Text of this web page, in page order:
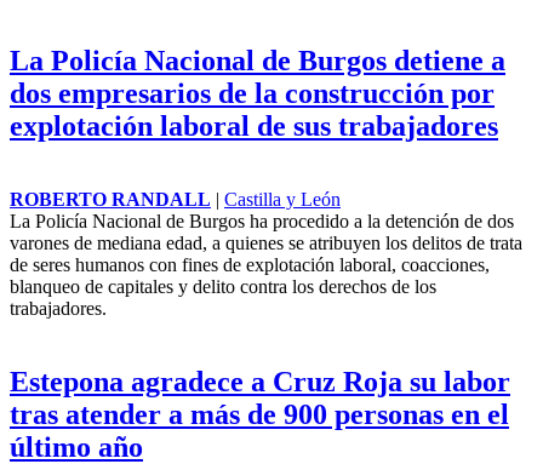
La Policía Nacional de Burgos detiene a
dos empresarios de la construcción por
explotación laboral de sus trabajadores
ROBERTO RANDALL | Castilla y León
La Policía Nacional de Burgos ha procedido a la detención de dos
varones de mediana edad, a quienes se atribuyen los delitos de trata
de seres humanos con fines de explotación laboral, coacciones,
blanqueo de capitales y delito contra los derechos de los
trabajadores.
Estepona agradece a Cruz Roja su labor
tras atender a más de 900 personas en el
último año